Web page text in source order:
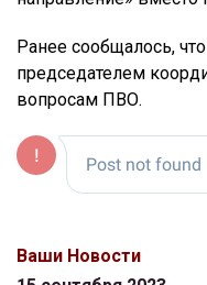
Ранее сообщалось,
председателем
вопросам ПВО.
Ваши Новости